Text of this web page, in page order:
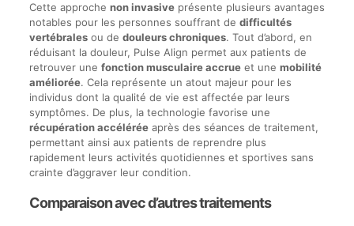
Cette approche non invasiveprésente plusieurs avantages
notables pour les personnes souffrant de difficultés
vertébralesou de douleurs chroniques. Tout d’abord, en
réduisant la douleur, Pulse Align permet aux patients de
retrouver une fonction musculaire accrueet une mobilité
améliorée. Cela représente un atout majeur pour les
individus dont la qualité de vie est affectée par leurs
symptômes. De plus, la technologie favorise une
récupération accéléréeaprès des séances de traitement,
permettant ainsi aux patients de reprendre plus
rapidement leurs activités quotidiennes et sportives sans
crainte d’aggraver leur condition.
Comparaison avec d’autres traitements